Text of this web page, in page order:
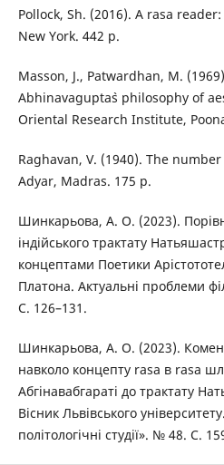
Pollock, Sh. (2016). A rasa
New York. 442 p.
Masson, J., Patwardhan, M.
Abhinavagupta`s philosophy of
Oriental Research Institute,
Raghavan, V. (1940). The
Adyar, Madras. 175 p.
Шинкарьова, А. О. (2023).
індійського трактату
концептами Поетики
Платона. Актуальні проблеми
C. 126–131.
Шинкарьова, А. О. (2023).
навколо концепту rasa в rasa
Абгінавабгараті до трактату
Вісник Львівського
політологічні студії». № 48. С.